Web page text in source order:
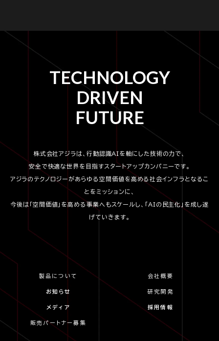
TECHNOLOGY
DRIVEN
FUTURE
株式会社アジラは、行動認識AIを軸にした技術の力で、
安全で快適な世界を目指すスタートアップカンパニーです。
アジラのテクノロジーがあらゆる空間価値を高める社会インフラとなるこ
とをミッションに、
今後は「空間価値」を高める事業へもスケールし、「AIの民主化」を成し遂
げていきます。
製品について 会社概要
お知らせ 研究開発
メディア 採用情報
販売パートナー募集